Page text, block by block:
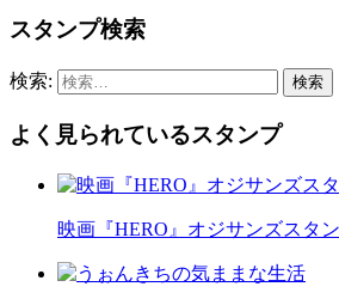
スタンプ検索
検索:
よく見られているスタンプ
映画『HERO』オジサンズスタ